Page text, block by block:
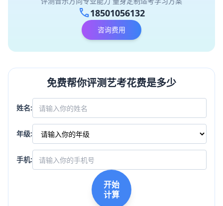
call18501056132
咨询费用
免费帮你评测艺考花费是多少
姓名:
年级:
手机:
开始
计算